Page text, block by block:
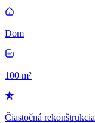
Dom
100 m²
Čiastočná rekonštrukcia